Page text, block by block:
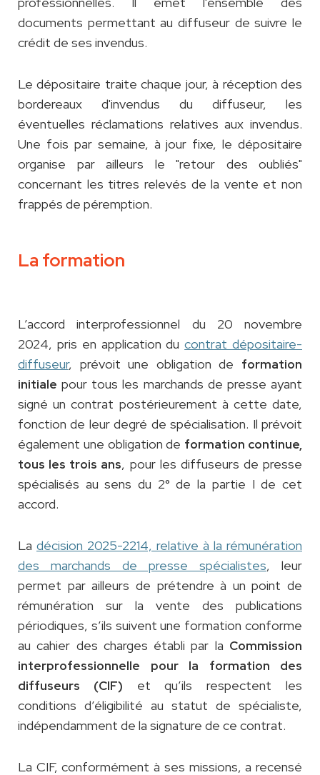
documents permettant au diffuseur de suivre le
crédit de ses invendus.
Le dépositaire traite chaque jour, à réception des
bordereaux d'invendus du diffuseur, les
éventuelles réclamations relatives aux invendus.
Une fois par semaine, à jour fixe, le dépositaire
organise par ailleurs le "retour des oubliés"
concernant les titres relevés de la vente et non
frappés de péremption.
La formation
L’accord interprofessionnel du 20 novembre
2024, pris en application ducontrat dépositaire-
diffuseur, prévoit une obligation de formation
initiale pour tous les marchands de presse ayant
signé un contrat postérieurement à cette date,
fonction de leur degré de spécialisation. Il prévoit
également une obligation de formation continue,
tous les trois ans, pour les diffuseurs de presse
spécialisés au sens du 2° de la partie I de cet
accord.
La décision 2025-2214, relative à la rémunération
des marchands de presse spécialistes, leur
permet par ailleurs de prétendre à un point de
rémunération sur la vente des publications
périodiques, s’ils suivent une formation conforme
au cahier des charges établi par la Commission
interprofessionnelle pour la formation des
diffuseurs (CIF) et qu’ils respectent les
conditions d’éligibilité au statut de spécialiste,
indépendamment de la signature de ce contrat.
La CIF, conformément à ses missions, a recensé